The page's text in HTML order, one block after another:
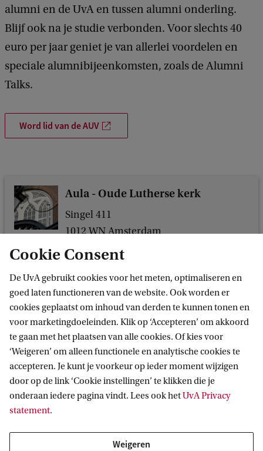
d
e
n
alumni en de UvA en tussen alumni onderling.
Blijf ook na je studie verbonden. Voor slechts 40
euro per jaar geniet je van allerlei voordelen en
speciale alumnibijeenkomsten, zoals de Alumni
Talks.
Word lid van de AUV
Aula - Oude Lutherse kerk
Singel 411
1012 WN Amsterdam
Informatie voor
Bachelorstudiekiezers
Masterstudiekiezers
Direct naar
Contact
Cookie Consent
De UvA gebruikt cookies voor het meten, optimaliseren en
goed laten functioneren van de website. Ook worden er
cookies geplaatst om inhoud van derden te kunnen tonen en
voor marketingdoeleinden. Klik op ‘Accepteren’ om akkoord
te gaan met het plaatsen van alle cookies. Of kies voor
‘Weigeren’ om alleen functionele en analytische cookies te
accepteren. Je kunt je voorkeur op ieder moment wijzigen
door op de link ‘Cookie instellingen’ te klikken die je
onderaan iedere pagina vindt. Lees ook hetUvA Privacy
statement.
Weigeren